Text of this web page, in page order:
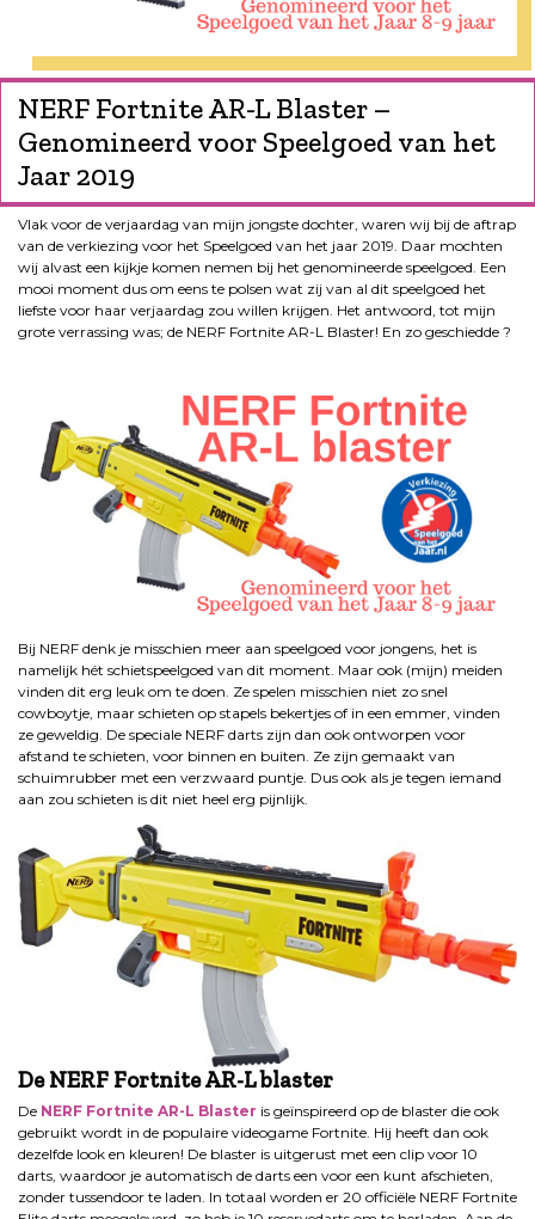
NERF Fortnite AR-L Blaster –
Genomineerd voor Speelgoed van het
Jaar 2019
Vlak voor de verjaardag van mijn jongste dochter, waren wij bij de aftrap
van de verkiezing voor het Speelgoed van het jaar 2019. Daar mochten
wij alvast een kijkje komen nemen bij het genomineerde speelgoed. Een
mooi moment dus om eens te polsen wat zij van al dit speelgoed het
liefste voor haar verjaardag zou willen krijgen. Het antwoord, tot mijn
grote verrassing was; de NERF Fortnite AR-L Blaster! En zo geschiedde ?
Bij NERF denk je misschien meer aan speelgoed voor jongens, het is
namelijk hét schietspeelgoed van dit moment. Maar ook (mijn) meiden
vinden dit erg leuk om te doen. Ze spelen misschien niet zo snel
cowboytje, maar schieten op stapels bekertjes of in een emmer, vinden
ze geweldig. De speciale NERF darts zijn dan ook ontworpen voor
afstand te schieten, voor binnen en buiten. Ze zijn gemaakt van
schuimrubber met een verzwaard puntje. Dus ook als je tegen iemand
aan zou schieten is dit niet heel erg pijnlijk.
De NERF Fortnite AR-L blaster
De NERF Fortnite AR-L Blaster is geïnspireerd op de blaster die ook
gebruikt wordt in de populaire videogame Fortnite. Hij heeft dan ook
dezelfde look en kleuren! De blaster is uitgerust met een clip voor 10
darts, waardoor je automatisch de darts een voor een kunt afschieten,
zonder tussendoor te laden. In totaal worden er 20 officiële NERF Fortnite